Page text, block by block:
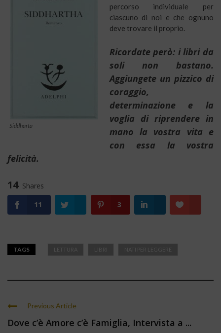
Siddharta
percorso individuale per
ciascuno di noi e che ognuno
deve trovare il proprio.
Ricordate però: i libri da
soli non bastano.
Aggiungete un pizzico di
coraggio,
determinazione e la
voglia di riprendere in
mano la vostra vita e
con essa la vostra
felicità.
14 Shares
11
3
TAGS LETTURA LIBRI NATI PER LEGGERE
Previous Article
Dove c’è Amore c’è Famiglia, Intervista a ...